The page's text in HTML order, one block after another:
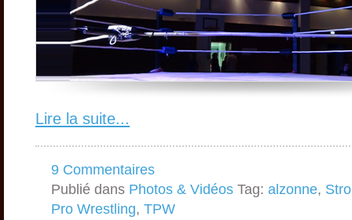
Lire la suite...
9 Commentaires
Publié dans Photos & Vidéos Tag: alzonne,
Pro Wrestling, TPW